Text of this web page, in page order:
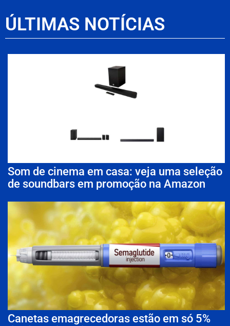
ÚLTIMAS NOTÍCIAS
Som de cinema em casa: veja uma seleção
de soundbars em promoção na Amazon
Canetas emagrecedoras estão em só 5%